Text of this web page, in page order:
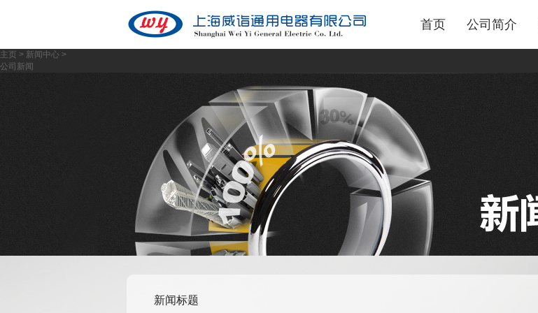
首页 公司简介
主页 > 新闻中心 >
公司新闻
新闻标题